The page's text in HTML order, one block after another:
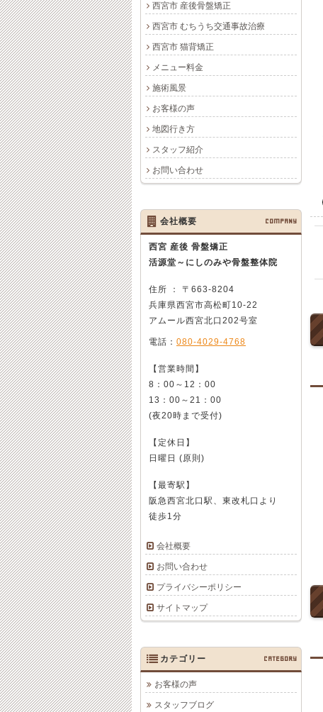
西宮市 産後骨盤矯正
西宮市 むちうち交通事故治療
西宮市 猫背矯正
メニュー料金
施術風景
お客様の声
地図行き方
スタッフ紹介
お問い合わせ
会社概要 COMPANY
西宮 産後 骨盤矯正
活源堂～にしのみや骨盤整体院
住所 ： 〒663-8204
兵庫県西宮市高松町10-22
アムール西宮北口202号室
電話： 080-4029-4768
【営業時間】
8：00～12：00
13：00～21：00
(夜20時まで受付)
【定休日】
日曜日 (原則)
【最寄駅】
阪急西宮北口駅、東改札口より
徒歩1分
会社概要
お問い合わせ
プライバシーポリシー
サイトマップ
カテゴリー CATEGORY
お客様の声
スタッフブログ